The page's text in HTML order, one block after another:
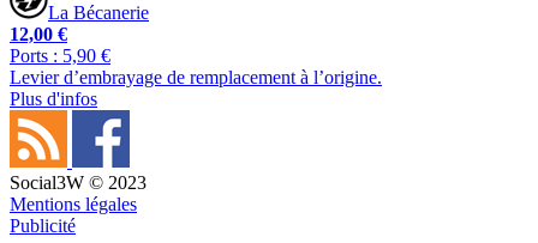
La Bécanerie
12,00 €
Ports : 5,90 €
Levier d’embrayage de remplacement à l’origine.
Plus d'infos
Social3W © 2023
Mentions légales
Publicité